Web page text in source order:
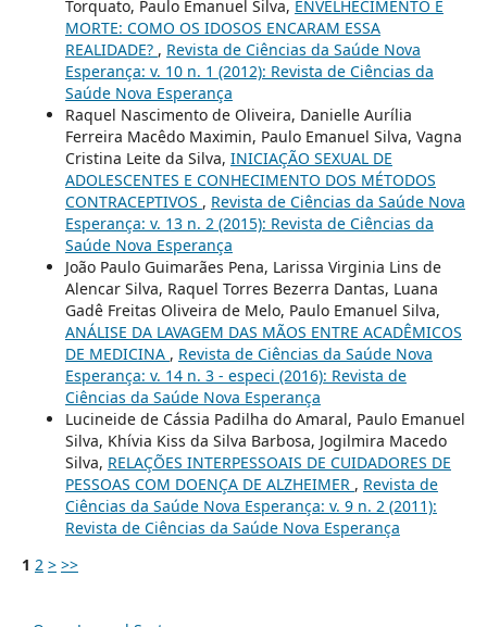
Torquato, Paulo Emanuel Silva, ENVELHECIMENTO E
MORTE: COMO OS IDOSOS ENCARAM ESSA
REALIDADE? , Revista de Ciências da Saúde Nova
Esperança: v. 10 n. 1 (2012): Revista de Ciências da
Saúde Nova Esperança
Raquel Nascimento de Oliveira, Danielle Aurília
Ferreira Macêdo Maximin, Paulo Emanuel Silva, Vagna
Cristina Leite da Silva, INICIAÇÃO SEXUAL DE
ADOLESCENTES E CONHECIMENTO DOS MÉTODOS
CONTRACEPTIVOS , Revista de Ciências da Saúde Nova
Esperança: v. 13 n. 2 (2015): Revista de Ciências da
Saúde Nova Esperança
João Paulo Guimarães Pena, Larissa Virginia Lins de
Alencar Silva, Raquel Torres Bezerra Dantas, Luana
Gadê Freitas Oliveira de Melo, Paulo Emanuel Silva,
ANÁLISE DA LAVAGEM DAS MÃOS ENTRE ACADÊMICOS
DE MEDICINA , Revista de Ciências da Saúde Nova
Esperança: v. 14 n. 3 - especi (2016): Revista de
Ciências da Saúde Nova Esperança
Lucineide de Cássia Padilha do Amaral, Paulo Emanuel
Silva, Khívia Kiss da Silva Barbosa, Jogilmira Macedo
Silva, RELAÇÕES INTERPESSOAIS DE CUIDADORES DE
PESSOAS COM DOENÇA DE ALZHEIMER , Revista de
Ciências da Saúde Nova Esperança: v. 9 n. 2 (2011):
Revista de Ciências da Saúde Nova Esperança
1 2 > >>